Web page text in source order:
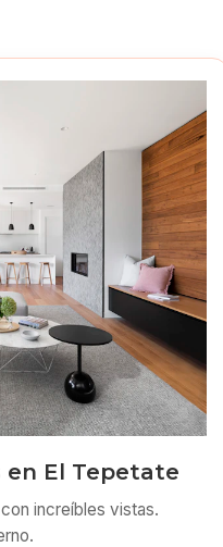
en El Tepetate
increíbles vistas.